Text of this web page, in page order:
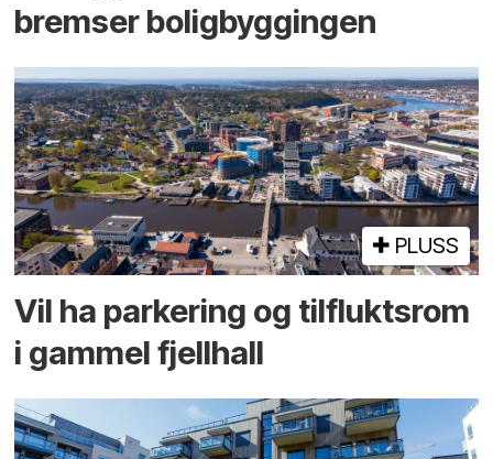
bremser bolig­byggingen
PLUSS
Vil ha parkering og tilflukts­rom
i gammel fjellhall